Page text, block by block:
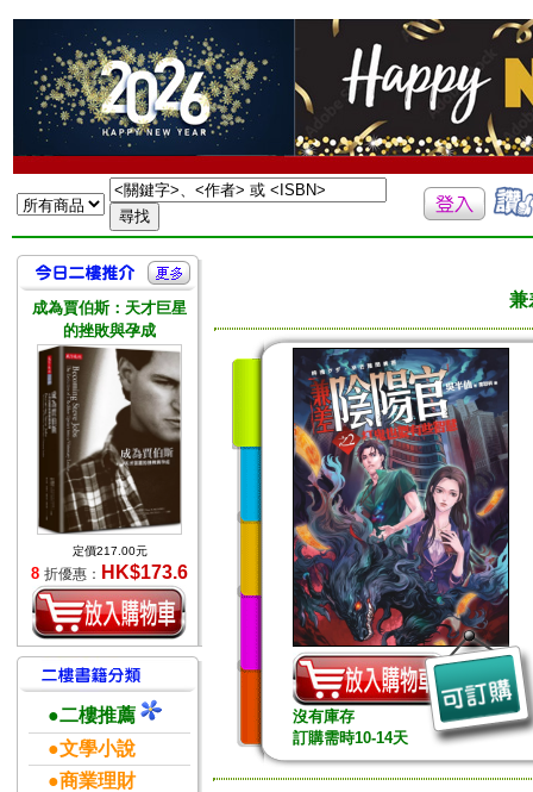
成為賈伯斯：天才巨星
的挫敗與孕成
定價217.00元
8 折優惠： HK$173.6
●二樓推薦
●文學小說
●商業理財
兼
沒有庫存
訂購需時10-14天